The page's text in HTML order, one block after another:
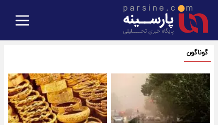
گوناگون